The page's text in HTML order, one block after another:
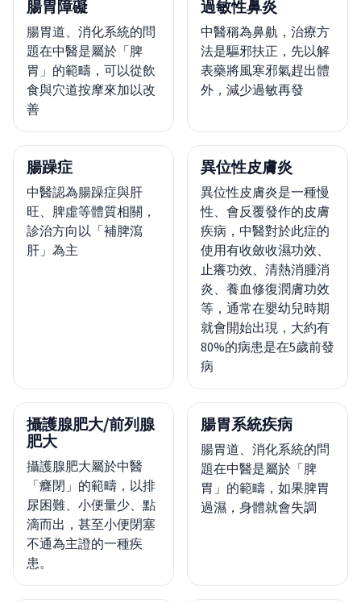
腸胃障礙
腸胃道、消化系統的問
題在中醫是屬於「脾
胃」的範疇，可以從飲
食與穴道按摩來加以改
善
過敏性鼻炎
中醫稱為鼻鼽，治療方
法是驅邪扶正，先以解
表藥將風寒邪氣趕出體
外，減少過敏再發
腸躁症
中醫認為腸躁症與肝
旺、脾虛等體質相關，
診治方向以「補脾瀉
肝」為主
異位性皮膚炎
異位性皮膚炎是一種慢
性、會反覆發作的皮膚
疾病，中醫對於此症的
使用有收斂收濕功效、
止癢功效、清熱消腫消
炎、養血修復潤膚功效
等，通常在嬰幼兒時期
就會開始出現，大約有
80%的病患是在5歲前發
病
攝護腺肥大/前列腺
肥大
攝護腺肥大屬於中醫
「癃閉」的範疇，以排
尿困難、小便量少、點
滴而出，甚至小便閉塞
不通為主證的一種疾
患。
腸胃系統疾病
腸胃道、消化系統的問
題在中醫是屬於「脾
胃」的範疇，如果脾胃
過濕，身體就會失調